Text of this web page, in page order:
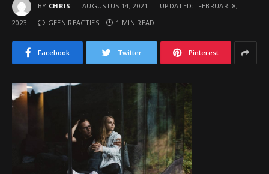
BY CHRIS AUGUSTUS 14, 2021 UPDATED:
FEBRUARI 8,
2023
GEEN REACTIES 1 MIN READ
Facebook Twitter Pinterest